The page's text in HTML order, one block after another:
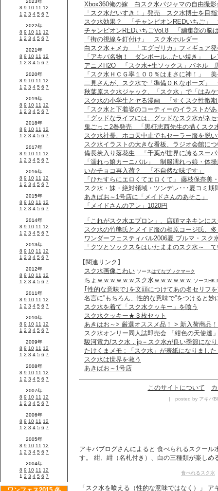
Xbox360俺の嫁 白スク水パジャマの自由撮
「スク水だいすき！」発売 スク水博士を目
スク水効果？ 「チャンピオンREDいちご」
チャンピオンREDいちごVol.8 「編集部の脳
「街の視線を釘付け」 スク水ホルダー
白スク水＋メカ 「エグゼリカ」フィギュア発
「アキバ名物！ ダンボール...たい焼き」 レ
アニメH2O 「スク水+生ソックス」パネル
「スク水ＨＣＧ率１００％はまさに神！」
二見さんが、スク水で「準備ＯＫなポーズ」
秋葉原スク水ジャック、「スク水」で「はみ
スク水の小学生とヤる漫画 「すくスク性徴期
「スク水と下着姿のコーティーのイラストが
「グッドなライフには、グッドなスク水がネ
鬼ごっこ2巻発売 「黒柾志西先生の描くスク
スク水社長、ホコ天中止でもセーラー服を脱
スク水イラストの大きな看板、ラジオ会館に
備長炭入り落花生 「千葉が世界に誇るスー
「濡れっ娘カーニバル」 制服濡れっ娘・体
いかチョコ再入荷？ 「不自然な味です」
「ひたすらにエロくてエロくて」 藤枝保奈美
スク水・妹・絶対領域・ツンデレ･･･夏コミ
あきばお～1号店に「メイドさんのあそこ」
「メイドさんのアレ」1020円
「これがスク水エプロン」、店頭マネキンに
スク水の竹熊氏とメイド服の相原コージ氏、
ワンダーフェスティバル2006夏 ブルマ・スク
「クツとソックスをはいたままのスク水～
【関連リンク】
スク水画像こわい ソースはてなブックマーク
ちょｗｗｗｗｗｗスク水ｗｗｗｗｗｗ ソースHK-
｢性的な意味で｣を文頭につけてあの名セリフ
名言に”もちろん、性的な意味で”をつけると妙
スク水を着て「スク水クッキー」を喰う
スク水クッキー★３枚セット
あきはお～> 厳選オススメ品！ > 新入荷商品
スク水オンリー同人誌即売会 「紺色の天使達
駿河電力/スク水．jp－スク水が良い季節にな
たけくまメモ : 「スク水」が表紙になりました
スク水は世界を救う
あきばお～1号店
このサイトについて
| posted by アキバ
アキバブログさんによると 食べられるスクール
す。 紺、紺（名札付き）、白の三種類が楽し
食べれるスク水
「スク水を喰える（性的な意味ではなく）」